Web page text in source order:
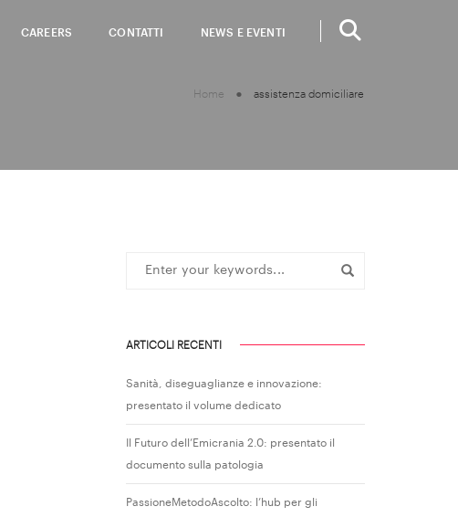
CAREERS CONTATTI NEWS E EVENTI
Home assistenza domiciliare
ARTICOLI RECENTI
Sanità, diseguaglianze e innovazione:
presentato il volume dedicato
Il Futuro dell’Emicrania 2.0: presentato il
documento sulla patologia
PassioneMetodoAscolto: l’hub per gli